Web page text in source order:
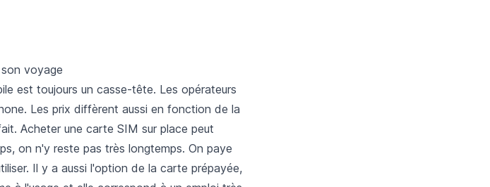
voyage
est toujours un casse-tête. Les opérateurs
Les prix diffèrent aussi en fonction de la
Acheter une carte SIM sur place peut
on n'y reste pas très longtemps. On paye
Il y a aussi l'option de la carte prépayée,